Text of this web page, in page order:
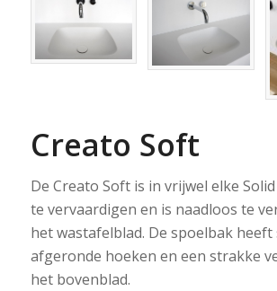
Creato Soft
De Creato Soft is in vrijwel elke
te vervaardigen en is naadloos te
het wastafelblad. De spoelbak heeft
afgeronde hoeken en een strakke
het bovenblad.